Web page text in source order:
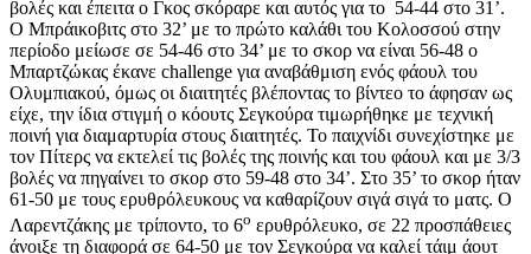
βολές και έπειτα ο Γκος σκόραρε και αυτός για το 54-44 στο 31’.
Ο Μπράικοβιτς στο 32’ με το πρώτο καλάθι του Κολοσσού στην
περίοδο μείωσε σε 54-46 στο 34’ με το σκορ να είναι 56-48 ο
Μπαρτζώκας έκανε challenge για αναβάθμιση ενός φάουλ του
Ολυμπιακού, όμως οι διαιτητές βλέποντας το βίντεο το άφησαν ως
είχε, την ίδια στιγμή ο κόουτς Σεγκούρα τιμωρήθηκε με τεχνική
ποινή για διαμαρτυρία στους διαιτητές. Το παιχνίδι συνεχίστηκε με
τον Πίτερς να εκτελεί τις βολές της ποινής και του φάουλ και με 3/3
βολές να πηγαίνει το σκορ στο 59-48 στο 34’. Στο 35’ το σκορ ήταν
61-50 με τους ερυθρόλευκους να καθαρίζουν σιγά σιγά το ματς. Ο
Λαρεντζάκης με τρίποντο, το 6ο ερυθρόλευκο, σε 22 προσπάθειες
άνοιξε τη διαφορά σε 64-50 με τον Σεγκούρα να καλεί τάιμ άουτ